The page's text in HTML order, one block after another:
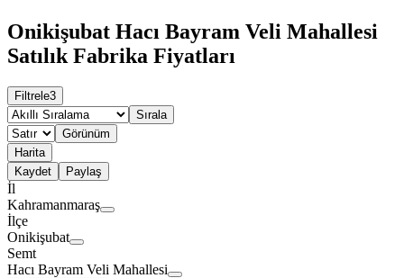
Onikişubat Hacı Bayram Veli Mahallesi
Satılık Fabrika Fiyatları
Filtrele3
Sırala
Görünüm
Harita
Kaydet
Paylaş
İl
Kahramanmaraş
İlçe
Onikişubat
Semt
Hacı Bayram Veli Mahallesi